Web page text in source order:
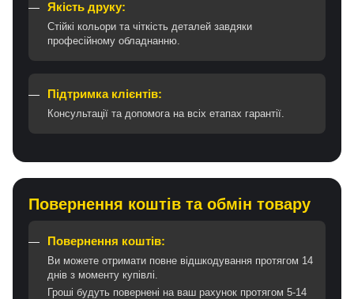
Якість друку:
Стійкі кольори та чіткість деталей завдяки
професійному обладнанню.
Підтримка клієнтів:
Консультації та допомога на всіх етапах гарантії.
Повернення коштів та обмін товару
Повернення коштів:
Ви можете отримати повне відшкодування протягом 14
днів з моменту купівлі.
Гроші будуть повернені на ваш рахунок протягом 5-14